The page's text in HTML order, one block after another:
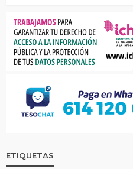
ETIQUETAS